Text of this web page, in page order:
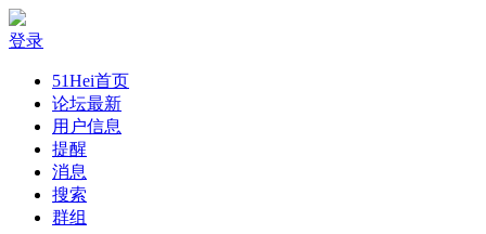
登录
51Hei首页
论坛最新
用户信息
提醒
消息
搜索
群组